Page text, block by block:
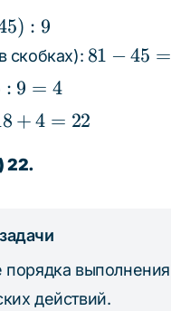
) : 9
скобках): 81
=
81 − 45 =
: 9 = 4
+ 4 = 22
22.
порядка выполнения
действий.